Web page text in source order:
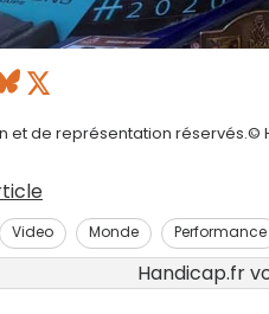
et de représentation
Video Monde Performance
Handicap.fr